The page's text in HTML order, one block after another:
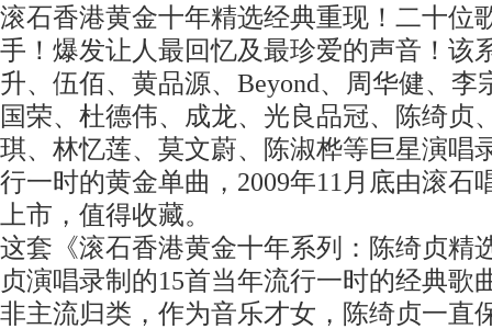
滚石香港黄金十年精选经典重现！二十位
手！爆发让人最回忆及最珍爱的声音！该
升、伍佰、黄品源、Beyond、周华健、
国荣、杜德伟、成龙、光良品冠、陈绮贞
琪、林忆莲、莫文蔚、陈淑桦等巨星演唱
行一时的黄金单曲，2009年11月底由滚石
上市，值得收藏。
这套《滚石香港黄金十年系列：陈绮贞精
贞演唱录制的15首当年流行一时的经典歌
非主流归类，作为音乐才女，陈绮贞一直